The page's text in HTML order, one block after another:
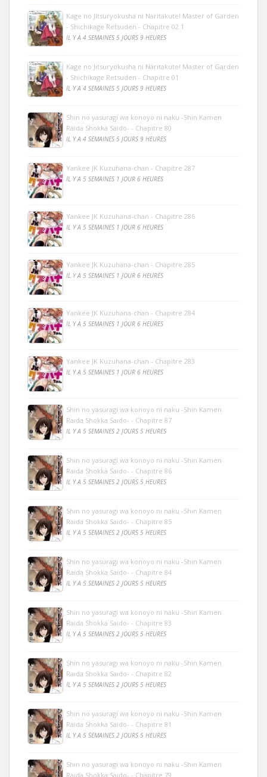
Kage no Jitsuryokusha ni Naritakute! Master of Garden
- Shichikage Retsuden - Chapitre 02.1
IL Y A 4 SEMAINES 5 JOURS 9 HEURES
Kage no Jitsuryokusha ni Naritakute! Master of Garden
- Shichikage Retsuden - Chapitre 01
IL Y A 4 SEMAINES 5 JOURS 9 HEURES
Shin no yasuragi wa konoyo ni naku -Shin Kamen
Raida Shokka Saido- - Chapitre 80
IL Y A 4 SEMAINES 5 JOURS 9 HEURES
Yankee JK Kuzuhana-chan - Chapitre 287
IL Y A 5 SEMAINES 1 JOUR 6 HEURES
Yankee JK Kuzuhana-chan - Chapitre 286
IL Y A 5 SEMAINES 1 JOUR 6 HEURES
Yankee JK Kuzuhana-chan - Chapitre 285
IL Y A 5 SEMAINES 1 JOUR 6 HEURES
Yankee JK Kuzuhana-chan - Chapitre 284
IL Y A 5 SEMAINES 1 JOUR 6 HEURES
Yankee JK Kuzuhana-chan - Chapitre 283
IL Y A 5 SEMAINES 1 JOUR 6 HEURES
Shin no yasuragi wa konoyo ni naku -Shin Kamen
Raida Shokka Saido- - Chapitre 87
IL Y A 5 SEMAINES 2 JOURS 5 HEURES
Shin no yasuragi wa konoyo ni naku -Shin Kamen
Raida Shokka Saido- - Chapitre 86
IL Y A 5 SEMAINES 2 JOURS 5 HEURES
Shin no yasuragi wa konoyo ni naku -Shin Kamen
Raida Shokka Saido- - Chapitre 85
IL Y A 5 SEMAINES 2 JOURS 5 HEURES
Shin no yasuragi wa konoyo ni naku -Shin Kamen
Raida Shokka Saido- - Chapitre 84
IL Y A 5 SEMAINES 2 JOURS 5 HEURES
Shin no yasuragi wa konoyo ni naku -Shin Kamen
Raida Shokka Saido- - Chapitre 83
IL Y A 5 SEMAINES 2 JOURS 5 HEURES
Shin no yasuragi wa konoyo ni naku -Shin Kamen
Raida Shokka Saido- - Chapitre 82
IL Y A 5 SEMAINES 2 JOURS 5 HEURES
Shin no yasuragi wa konoyo ni naku -Shin Kamen
Raida Shokka Saido- - Chapitre 81
IL Y A 5 SEMAINES 2 JOURS 5 HEURES
Shin no yasuragi wa konoyo ni naku -Shin Kamen
Raida Shokka Saido- - Chapitre 79